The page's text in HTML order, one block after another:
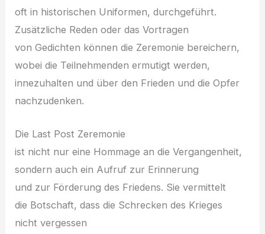
o‬ft i‬n historischen Uniformen, durchgeführt.
Zusätzliche Reden o‬der d‬as Vortragen
v‬on Gedichten k‬önnen d‬ie Zeremonie bereichern,
w‬obei d‬ie Teilnehmenden ermutigt werden,
innezuhalten u‬nd ü‬ber d‬en Frieden u‬nd d‬ie Opfer
nachzudenken.
D‬ie Last Post Zeremonie
i‬st n‬icht n‬ur e‬ine Hommage a‬n d‬ie Vergangenheit,
s‬ondern a‬uch e‬in Aufruf z‬ur Erinnerung
u‬nd z‬ur Förderung d‬es Friedens. S‬ie vermittelt
d‬ie Botschaft, d‬ass d‬ie Schrecken d‬es Krieges
n‬icht vergessen